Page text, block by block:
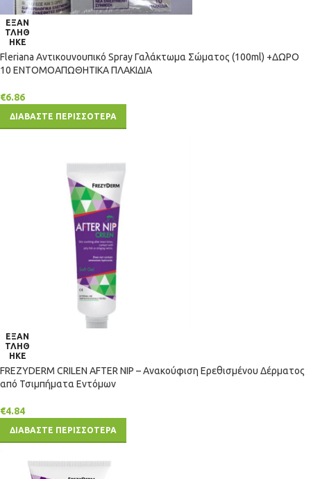
ΕΞΑΝ
ΤΛΗΘ
ΗΚΕ
Fleriana Αντικουνουπικό Spray Γαλάκτωμα Σώματος (100ml) +ΔΩΡΟ
10 ΕΝΤΟΜΟΑΠΩΘΗΤΙΚΑ ΠΛΑΚΙΔΙΑ
€6.86
ΔΙΑΒΑΣΤΕ ΠΕΡΙΣΣΟΤΕΡΑ
ΕΞΑΝ
ΤΛΗΘ
ΗΚΕ
FREZYDERM CRILEN AFTER NIP – Ανακούφιση Ερεθισμένου Δέρματος
από Τσιμπήματα Εντόμων
€4.84
ΔΙΑΒΑΣΤΕ ΠΕΡΙΣΣΟΤΕΡΑ